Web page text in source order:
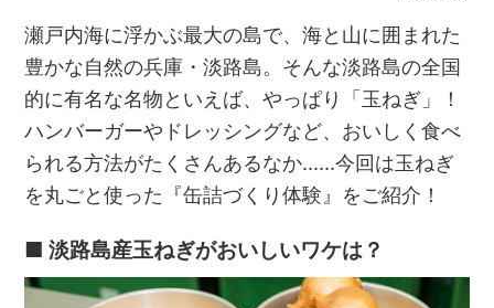
瀬戸内海に浮かぶ最大の島で、海と山に囲まれた
豊かな自然の兵庫・淡路島。そんな淡路島の全国
的に有名な名物といえば、やっぱり「玉ねぎ」！
ハンバーガーやドレッシングなど、おいしく食べ
られる方法がたくさんあるなか……今回は玉ねぎ
を丸ごと使った『缶詰づくり体験』をご紹介！
■ 淡路島産玉ねぎがおいしいワケは？